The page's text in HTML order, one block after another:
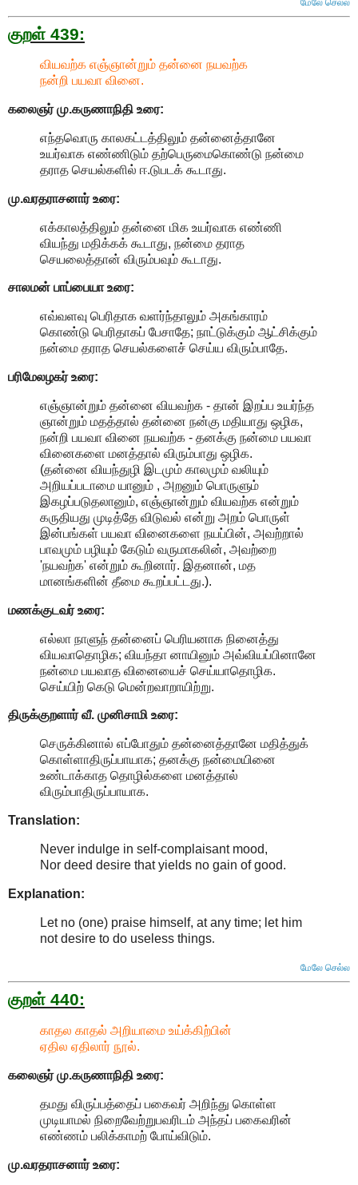
குறள் 439:
வியவற்க எஞ்ஞான்றும் தன்னை நயவற்க
நன்றி பயவா வினை.
கலைஞர் மு.கருணாநிதி உரை:
எந்தவொரு காலகட்டத்திலும் தன்னைத்தானே
உயர்வாக எண்ணிடும் தற்பெருமைகொண்டு நன்மை
தராத செயல்களில் ஈ.டுபடக் கூடாது.
மு.வரதராசனார்உரை:
எக்காலத்திலும் தன்னை மிக உயர்வாக எண்ணி
வியந்து மதிக்கக் கூடாது, நன்மை தராத
செயலைத்தான் விரும்பவும் கூடாது.
சாலமன் பாப்பையா உரை:
எவ்வளவு பெரிதாக வளர்ந்தாலும் அகங்காரம்
கொண்டு பெரிதாகப் பேசாதே; நாட்டுக்கும் ஆட்சிக்கும்
நன்மை தராத செயல்களைச் செய்ய விரும்பாதே.
பரிமேலழகர் உரை:
எஞ்ஞான்றும் தன்னை வியவற்க - தான் இறப்ப உயர்ந்த
ஞான்றும் மதத்தால் தன்னை நன்கு மதியாது ஒழிக,
நன்றி பயவா வினை நயவற்க - தனக்கு நன்மை பயவா
வினைகளை மனத்தால் விரும்பாது ஒழிக.
(தன்னை வியந்துழி இடமும் காலமும் வலியும்
அறியப்படாமை யானும் , அறனும் பொருளும்
இகழப்படுதலானும், எஞ்ஞான்றும் வியவற்க என்றும்
கருதியது முடித்தே விடுவல் என்று அறம் பொருள்
இன்பங்கள் பயவா வினைகளை நயப்பின், அவற்றால்
பாவமும் பழியும் கேடும் வருமாகலின், அவற்றை
'நயவற்க' என்றும் கூறினார். இதனான், மத
மானங்களின் தீமை கூறப்பட்டது.).
மணக்குடவர் உரை:
எல்லா நாளுந் தன்னைப் பெரியனாக நினைத்து
வியவாதொழிக; வியந்தா னாயினும் அவ்வியப்பினானே
நன்மை பயவாத வினையைச் செய்யாதொழிக.
செய்யிற் கெடு மென்றவாறாயிற்று.
திருக்குறளார் வீ. முனிசாமி உரை:
செருக்கினால் எப்போதும் தன்னைத்தானே மதித்துக்
கொள்ளாதிருப்பாயாக; தனக்கு நன்மையினை
உண்டாக்காத தொழில்களை மனத்தால்
விரும்பாதிருப்பாயாக.
Translation:
Never indulge in self-complaisant mood,
Nor deed desire that yields no gain of good.
Explanation:
Let no (one) praise himself, at any time; let him
not desire to do useless things.
மேலே செல்ல
குறள் 440:
காதல காதல் அறியாமை உய்க்கிற்பின்
ஏதில ஏதிலார் நூல்.
கலைஞர் மு.கருணாநிதி உரை:
தமது விருப்பத்தைப் பகைவர் அறிந்து கொள்ள
முடியாமல் நிறைவேற்றுபவரிடம் அந்தப் பகைவரின்
எண்ணம் பலிக்காமற் போய்விடும்.
மு.வரதராசனார்உரை: